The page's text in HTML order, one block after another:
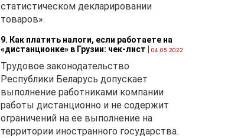
статистическом декларировании
товаров».
9. Как платить налоги, если работаете на
«дистанционке» в Грузии: чек-лист
04.05.2022
Трудовое законодательство
Республики Беларусь допускает
выполнение работниками компании
работы дистанционно и не содержит
ограничений на ее выполнение на
территории иностранного государства.